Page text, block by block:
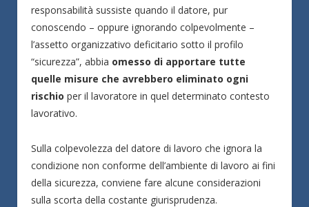
responsabilità sussiste quando il datore, pur
conoscendo – oppure ignorando colpevolmente –
l’assetto organizzativo deficitario sotto il profilo
“sicurezza”, abbia omesso di apportare tutte
quelle misure che avrebbero eliminato ogni
rischio per il lavoratore in quel determinato contesto
lavorativo.
Sulla colpevolezza del datore di lavoro che ignora la
condizione non conforme dell’ambiente di lavoro ai fini
della sicurezza, conviene fare alcune considerazioni
sulla scorta della costante giurisprudenza.